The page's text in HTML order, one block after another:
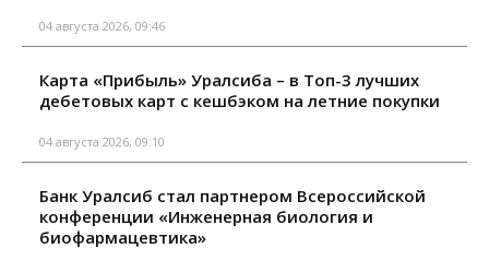
04 августа 2026, 09:46
Карта «Прибыль» Уралсиба – в Топ-3 лучших
дебетовых карт с кешбэком на летние покупки
04 августа 2026, 09:10
Банк Уралсиб стал партнером Всероссийской
конференции «Инженерная биология и
биофармацевтика»